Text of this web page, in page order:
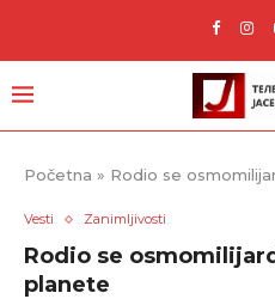
Početna » Rodio se
Vesti Zanimljivosti
Rodio se
planete